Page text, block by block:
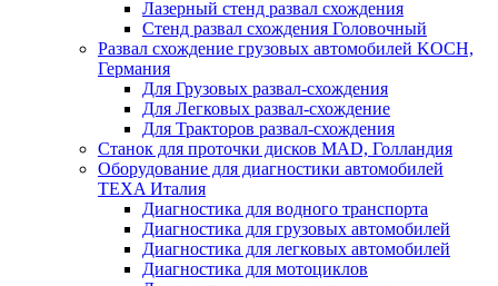
Лазерный стенд развал схождения
Стенд развал схождения Головочный
Развал схождение грузовых автомобилей KOCH,
Германия
Для Грузовых развал-схождения
Для Легковых развал-схождение
Для Тракторов развал-схождения
Станок для проточки дисков MAD, Голландия
Оборудование для диагностики автомобилей
TEXA Италия
Диагностика для водного транспорта
Диагностика для грузовых автомобилей
Диагностика для легковых автомобилей
Диагностика для мотоциклов